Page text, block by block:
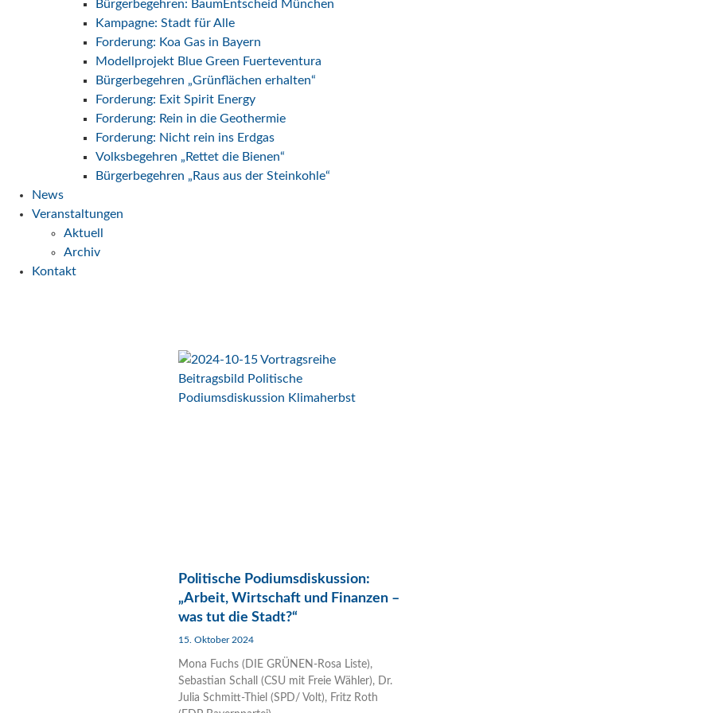
Bürgerbegehren: BaumEntscheid München
Kampagne: Stadt für Alle
Forderung: Koa Gas in Bayern
Modellprojekt Blue Green Fuerteventura
Bürgerbegehren „Grünflächen erhalten“
Forderung: Exit Spirit Energy
Forderung: Rein in die Geothermie
Forderung: Nicht rein ins Erdgas
Volksbegehren „Rettet die Bienen“
Bürgerbegehren „Raus aus der Steinkohle“
News
Veranstaltungen
Aktuell
Archiv
Kontakt
Politische Podiumsdiskussion:
„Arbeit, Wirtschaft und Finanzen –
was tut die Stadt?“
15. Oktober 2024
Mona Fuchs (DIE GRÜNEN-Rosa Liste),
Sebastian Schall (CSU mit Freie Wähler), Dr.
Julia Schmitt-Thiel (SPD/ Volt), Fritz Roth